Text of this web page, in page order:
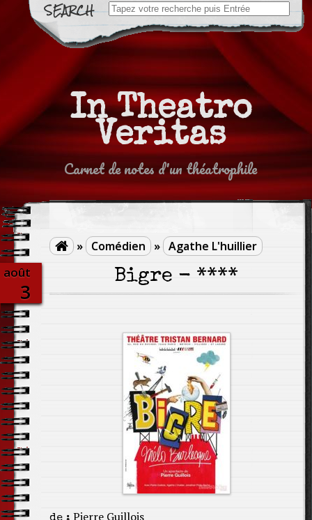
Search
for:
In Theatro
Veritas
Carnet de notes d'un théatrophile
 » Comédien » Agathe L'huillier
août
3
Bigre - ****
Pierre Guillois